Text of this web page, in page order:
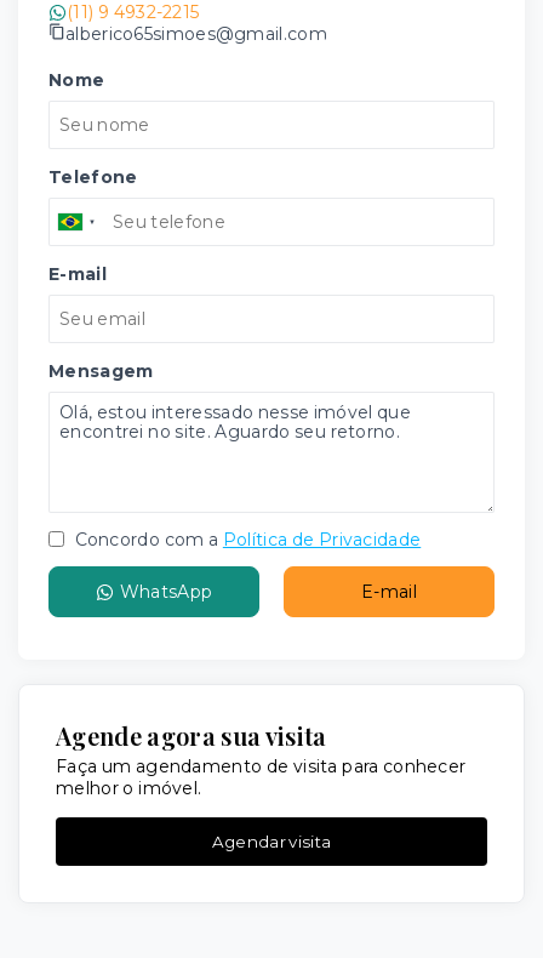
(11) 9 4932-2215
alberico65simoes@gmail.com
Nome
Telefone
E-mail
Mensagem
Concordo com a Política de Privacidade
WhatsApp E-mail
Agende agora sua visita
Faça um agendamento de visita para conhecer
melhor o imóvel.
Agendar visita